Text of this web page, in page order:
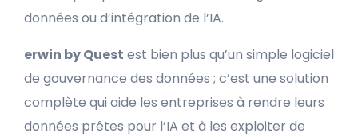
données ou d’intégration de l’IA.
erwin by Quest est bien plus qu’un simple logiciel
de gouvernance des données ; c’est une solution
complète qui aide les entreprises à rendre leurs
données prêtes pour l’IA et à les exploiter de